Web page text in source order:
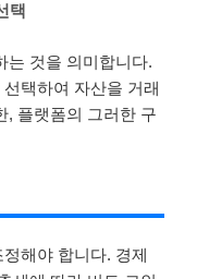
택
는 것을 의미합니다.
택하여 자산을 거래
, 플랫폼의 그러한 구
해야 합니다. 경제